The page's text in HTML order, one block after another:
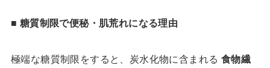
■ 糖質制限で便秘・肌荒れになる理由
極端な糖質制限をすると、炭水化物に含まれる 食物繊